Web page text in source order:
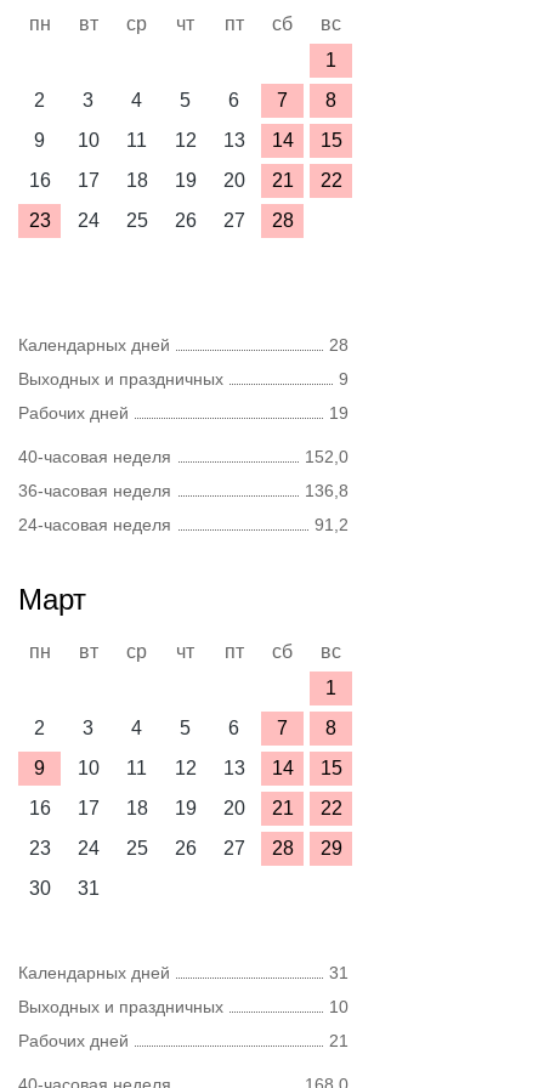
пн вт ср чт пт сб
вс
1
2
3 4 5 6 7
8
9
10 11 12 13 14
15
16
17 18 19 20 21
22
23
24 25 26 27 28
Календарных дней
28
Выходных и праздничных
9
Рабочих дней
19
40-часовая неделя
152,0
36-часовая неделя
136,8
24-часовая неделя
91,2
Март
пн вт ср чт пт сб
вс
1
2
3 4 5 6 7
8
9
10 11 12 13 14
15
16
17 18 19 20 21
22
23
24 25 26 27 28
29
30
31
Календарных дней
31
Выходных и праздничных
10
Рабочих дней
21